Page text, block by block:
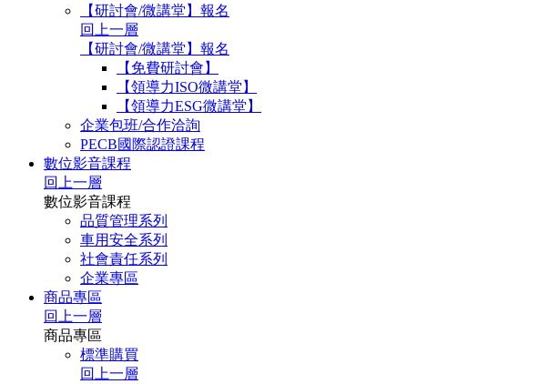
【研討會/微講堂】報名
回上一層
【研討會/微講堂】報名
【免費研討會】
【領導力ISO微講堂】
【領導力ESG微講堂】
企業包班/合作洽詢
PECB國際認證課程
數位影音課程
回上一層
數位影音課程
品質管理系列
車用安全系列
社會責任系列
企業專區
商品專區
回上一層
商品專區
標準購買
回上一層